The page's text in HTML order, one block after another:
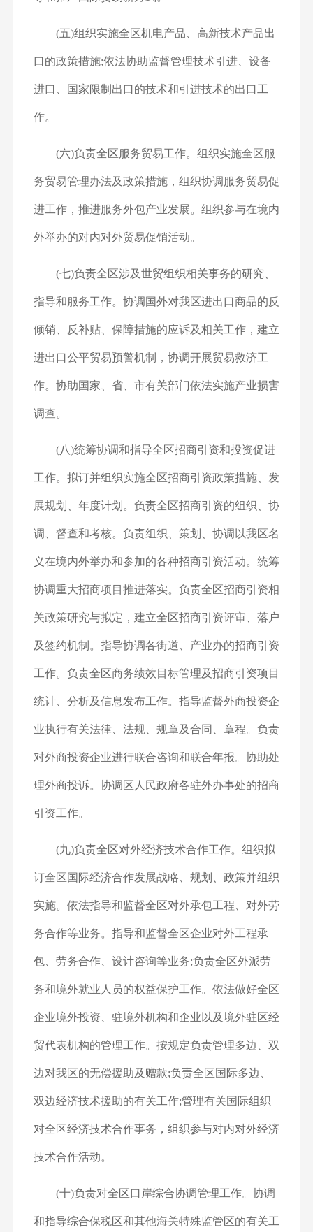
(五)组织实施全区机电产品、高新技术产品出
口的政策措施;依法协助监督管理技术引进、设备
进口、国家限制出口的技术和引进技术的出口工
作。
(六)负责全区服务贸易工作。组织实施全区服
务贸易管理办法及政策措施，组织协调服务贸易促
进工作，推进服务外包产业发展。组织参与在境内
外举办的对内对外贸易促销活动。
(七)负责全区涉及世贸组织相关事务的研究、
指导和服务工作。协调国外对我区进出口商品的反
倾销、反补贴、保障措施的应诉及相关工作，建立
进出口公平贸易预警机制，协调开展贸易救济工
作。协助国家、省、市有关部门依法实施产业损害
调查。
(八)统筹协调和指导全区招商引资和投资促进
工作。拟订并组织实施全区招商引资政策措施、发
展规划、年度计划。负责全区招商引资的组织、协
调、督查和考核。负责组织、策划、协调以我区名
义在境内外举办和参加的各种招商引资活动。统筹
协调重大招商项目推进落实。负责全区招商引资相
关政策研究与拟定，建立全区招商引资评审、落户
及签约机制。指导协调各街道、产业办的招商引资
工作。负责全区商务绩效目标管理及招商引资项目
统计、分析及信息发布工作。指导监督外商投资企
业执行有关法律、法规、规章及合同、章程。负责
对外商投资企业进行联合咨询和联合年报。协助处
理外商投诉。协调区人民政府各驻外办事处的招商
引资工作。
(九)负责全区对外经济技术合作工作。组织拟
订全区国际经济合作发展战略、规划、政策并组织
实施。依法指导和监督全区对外承包工程、对外劳
务合作等业务。指导和监督全区企业对外工程承
包、劳务合作、设计咨询等业务;负责全区外派劳
务和境外就业人员的权益保护工作。依法做好全区
企业境外投资、驻境外机构和企业以及境外驻区经
贸代表机构的管理工作。按规定负责管理多边、双
边对我区的无偿援助及赠款;负责全区国际多边、
双边经济技术援助的有关工作;管理有关国际组织
对全区经济技术合作事务，组织参与对内对外经济
技术合作活动。
(十)负责对全区口岸综合协调管理工作。协调
和指导综合保税区和其他海关特殊监管区的有关工